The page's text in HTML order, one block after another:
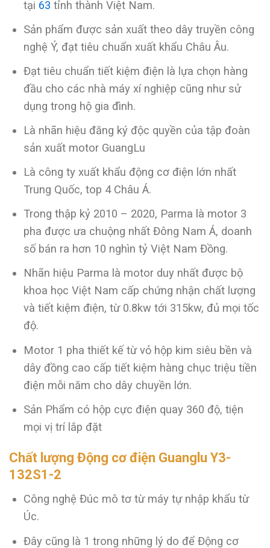
tại 63 tỉnh thành Việt Nam.
Sản phẩm được sản xuất theo dây truyền công
nghệ Ý, đạt tiêu chuẩn xuất khẩu Châu Âu.
Đạt tiêu chuẩn tiết kiệm điện là lựa chọn hàng
đầu cho các nhà máy xí nghiệp cũng như sử
dụng trong hộ gia đình.
Là nhãn hiệu đăng ký độc quyền của tập đoàn
sản xuất motor GuangLu
Là công ty xuất khẩu động cơ điện lớn nhất
Trung Quốc, top 4 Châu Á.
Trong thập kỷ 2010 – 2020, Parma là motor 3
pha được ưa chuộng nhất Đông Nam Á, doanh
số bán ra hơn 10 nghìn tỷ Việt Nam Đồng.
Nhãn hiệu Parma là motor duy nhất được bộ
khoa học Việt Nam cấp chứng nhận chất lượng
và tiết kiệm điện, từ 0.8kw tới 315kw, đủ mọi tốc
độ.
Motor 1 pha thiết kế từ vỏ hộp kim siêu bền và
dây đồng cao cấp tiết kiệm hàng chục triệu tiền
điện mỗi năm cho dây chuyền lớn.
Sản Phẩm có hộp cực điện quay 360 độ, tiện
mọi vị trí lắp đặt
Chất lượng Động cơ điện Guanglu Y3-
132S1-2
Công nghệ Đúc mô tơ từ máy tự nhập khẩu từ
Úc.
Đây cũng là 1 trong những lý do để Động cơ